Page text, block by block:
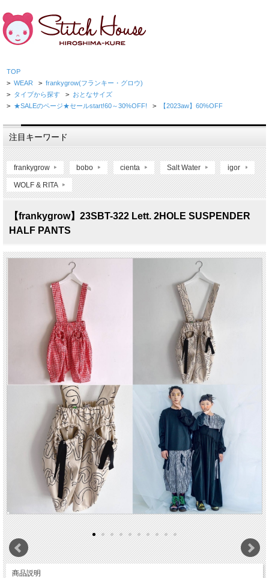
TOP
> WEAR > frankygrow(フランキー・グロウ)
> タイプから探す > おとなサイズ
> ★SALEのページ★セールstart!60～30%OFF! > 【2023aw】60%OFF
注目キーワード
frankygrow bobo cienta Salt Water igor
WOLF & RITA
【frankygrow】23SBT-322 Lett. 2HOLE SUSPENDER
HALF PANTS
商品説明